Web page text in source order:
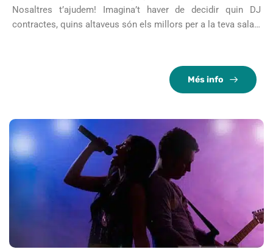
Nosaltres t’ajudem! Imagina’t haver de decidir quin DJ
contractes, quins altaveus són els millors per a la teva sala…
Més info